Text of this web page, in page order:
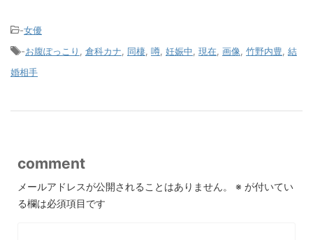
-女優
-お腹ぽっこり 倉科カナ 同棲 噂 妊娠中 現在 画像 竹野内豊 結
婚相手
comment
メールアドレスが公開されることはありません。 ※ が付いてい
る欄は必須項目です